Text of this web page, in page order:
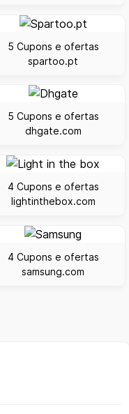
5 Cupons e ofertas
spartoo.pt
5 Cupons e ofertas
dhgate.com
4 Cupons e ofertas
lightinthebox.com
4 Cupons e ofertas
samsung.com